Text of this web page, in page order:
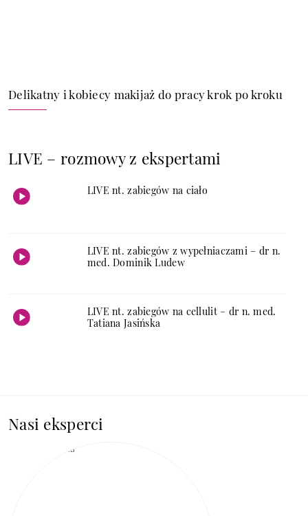
Delikatny i kobiecy makijaż do pracy krok po kroku
LIVE – rozmowy z ekspertami
LIVE nt. zabiegów na ciało
LIVE nt. zabiegów z wypełniaczami – dr n.
med. Dominik Ludew
LIVE nt. zabiegów na cellulit – dr n. med.
Tatiana Jasińska
Nasi eksperci